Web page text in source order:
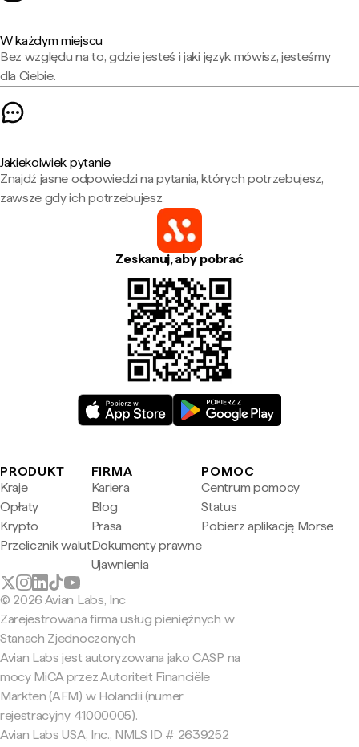
W każdym miejscu
Bez względu na to, gdzie jesteś i jaki język mówisz, jesteśmy
dla Ciebie.
Jakiekolwiek pytanie
Znajdź jasne odpowiedzi na pytania, których potrzebujesz,
zawsze gdy ich potrzebujesz.
Zeskanuj, aby pobrać
PRODUKT
Kraje
Opłaty
Krypto
Przelicznik walut
FIRMA
Kariera
Blog
Prasa
Dokumenty prawne
Ujawnienia
POMOC
Centrum pomocy
Status
Pobierz aplikację Morse
© 2026 Avian Labs, Inc
Zarejestrowana firma usług pieniężnych w
Stanach Zjednoczonych
Avian Labs jest autoryzowana jako CASP na
mocy MiCA przez Autoriteit Financiële
Markten (AFM) w Holandii (numer
rejestracyjny 41000005).
Avian Labs USA, Inc., NMLS ID # 2639252